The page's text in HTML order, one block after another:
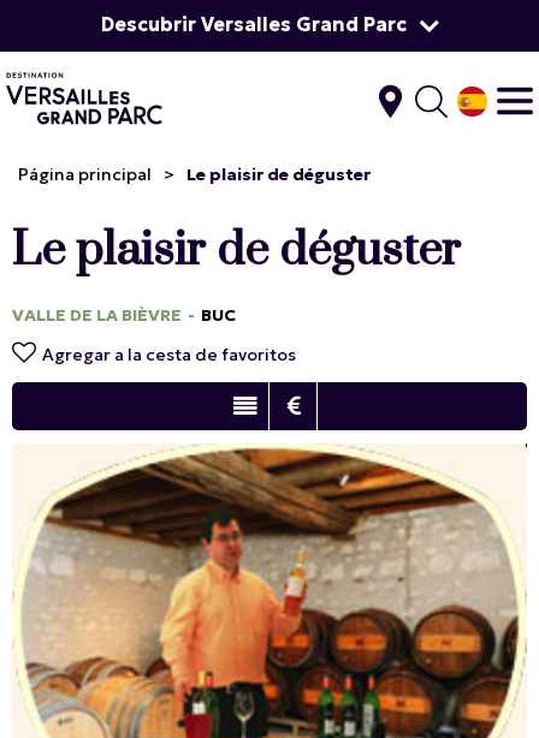
Descubrir Versalles Grand Parc
Página principal > Le plaisir de déguster
Le plaisir de déguster
VALLE DE LA BIÈVRE
BUC
Agregar a la cesta de favoritos